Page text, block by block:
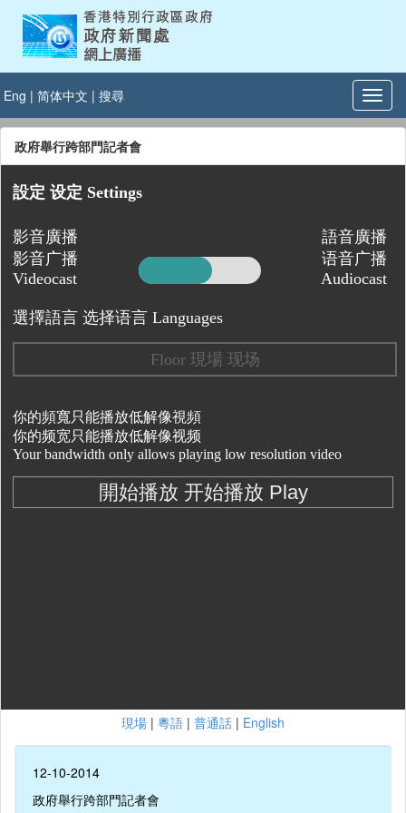
Eng | 简体中文 | 搜尋
政府舉行跨部門記者會
現場 | 粵語 | 普通話 | English
12-10-2014
政府舉行跨部門記者會